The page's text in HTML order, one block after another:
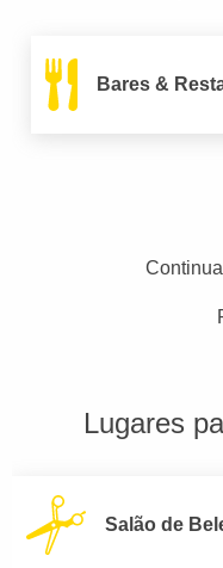
Bares &
Lugares
Salão de